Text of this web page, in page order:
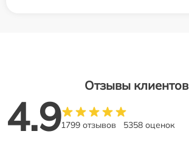
Отзывы клиентов
4.91799 отзывов 5358 оценок